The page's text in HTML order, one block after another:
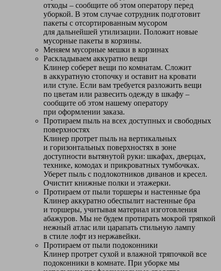
отходы – сообщите об этом оператору перед
уборкой. В этом случае сотрудник подготовит
пакеты с отсортированным мусором
для дальнейшей утилизации. Положит новые
мусорные пакеты в корзины.
Меняем мусорные мешки в корзинах
Раскладываем аккуратно вещи
Клинер соберет вещи по комнатам. Сложит
в аккуратную стопочку и оставит на кровати
или стуле. Если вам требуется разложить вещи
по цветам или развесить одежду в шкафу –
сообщите об этом нашему оператору
при оформлении заказа.
Протираем пыль на всех доступных и свободных
поверхностях
Клинер протрет пыль на вертикальных
и горизонтальных поверхностях в зоне
доступности вытянутой руки: шкафах, дверцах,
технике, комодах и прикроватных тумбочках.
Уберет пыль с подлокотников диванов и кресел.
Очистит книжные полки и этажерки.
Протираем от пыли торшеры и настенные бра
Клинер аккуратно обеспылит настенные бра
и торшеры, учитывая материал изготовления
абажуров. Мы не будем протирать мокрой тряпкой
нежный атлас или царапать стильную лампу
в стиле лофт из нержавейки.
Протираем от пыли подоконники
Клинер протрет сухой и влажной тряпочкой все
подоконники в комнате. При уборке мы